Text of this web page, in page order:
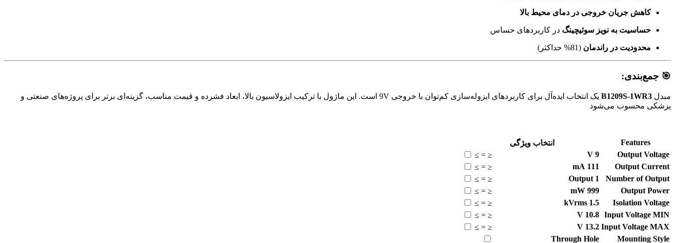
کاهش جریان خروجی در دمای محیط بالا
حساسیت به نویز سوئیچینگ در کاربردهای حساس
محدودیت در راندمان (81% حداکثر)
🎯 جمع‌بندی:
مبدل B1209S-1WR3
یک انتخاب ایده‌آل برای کاربردهای ایزوله‌سازی کم‌توان با خروجی 9V است. این ماژول با ترکیب ایزولاسیون بالا، ابعاد فشرده و قیمت مناسب، گزینه‌ای برتر برای پروژه‌های صنعتی و
پزشکی محسوب می‌شود
Features
انتخاب ویژگی
Output Voltage
9
V
≤
=
≥
Output Current
111
mA
≤
=
≥
Number of Output
1
Output
≤
=
≥
Output Power
999
mW
≤
=
≥
Isolation Voltage
1.5
kVrms
≤
=
≥
Input Voltage MIN
10.8
V
≤
=
≥
Input Voltage MAX
13.2
V
≤
=
≥
Mounting Style
Through Hole